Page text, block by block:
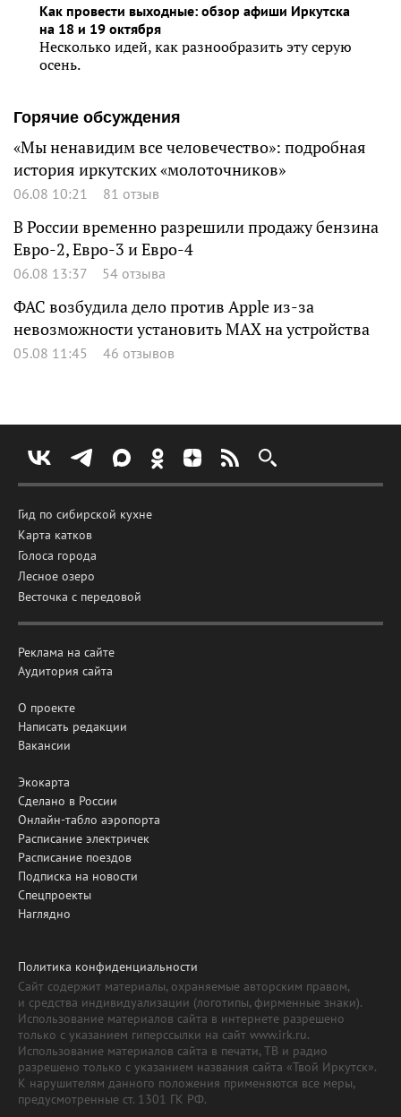
Как провести выходные: обзор афиши Иркутска
на 18 и 19 октября
Несколько идей, как разнообразить эту серую
осень.
Горячие обсуждения
«Мы ненавидим все человечество»: подробная
история иркутских «молоточников»
06.08 10:21 81 отзыв
В России временно разрешили продажу бензина
Евро-2, Евро-3 и Евро-4
06.08 13:37 54 отзыва
ФАС возбудила дело против Apple из-за
невозможности установить MAX на устройства
05.08 11:45 46 отзывов
Гид по сибирской кухне
Карта катков
Голоса города
Лесное озеро
Весточка с передовой
Реклама на сайте
Аудитория сайта
О проекте
Написать редакции
Вакансии
Экокарта
Сделано в России
Онлайн-табло аэропорта
Расписание электричек
Расписание поездов
Подписка на новости
Спецпроекты
Наглядно
Политика конфиденциальности
Сайт содержит материалы, охраняемые авторским правом,
и средства индивидуализации (логотипы, фирменные знаки).
Использование материалов сайта в интернете разрешено
только с указанием гиперссылки на сайт www.irk.ru.
Использование материалов сайта в печати, ТВ и радио
разрешено только с указанием названия сайта «Твой Иркутск».
К нарушителям данного положения применяются все меры,
предусмотренные ст. 1301 ГК РФ.